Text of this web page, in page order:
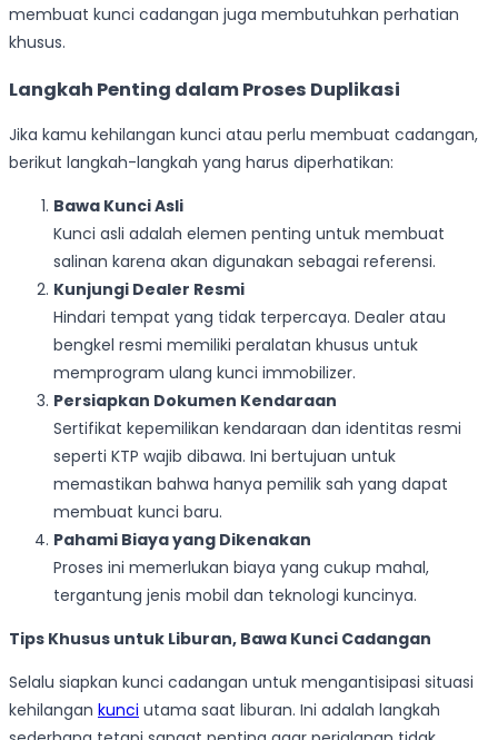
membuat kunci cadangan juga membutuhkan perhatian
khusus.
Langkah Penting dalam Proses Duplikasi
Jika kamu kehilangan kunci atau perlu membuat cadangan,
berikut langkah-langkah yang harus diperhatikan:
Bawa Kunci Asli
Kunci asli adalah elemen penting untuk membuat
salinan karena akan digunakan sebagai referensi.
Kunjungi Dealer Resmi
Hindari tempat yang tidak terpercaya. Dealer atau
bengkel resmi memiliki peralatan khusus untuk
memprogram ulang kunci immobilizer.
Persiapkan Dokumen Kendaraan
Sertifikat kepemilikan kendaraan dan identitas resmi
seperti KTP wajib dibawa. Ini bertujuan untuk
memastikan bahwa hanya pemilik sah yang dapat
membuat kunci baru.
Pahami Biaya yang Dikenakan
Proses ini memerlukan biaya yang cukup mahal,
tergantung jenis mobil dan teknologi kuncinya.
Tips Khusus untuk Liburan, Bawa Kunci Cadangan
Selalu siapkan kunci cadangan untuk mengantisipasi situasi
kehilangan kunci utama saat liburan. Ini adalah langkah